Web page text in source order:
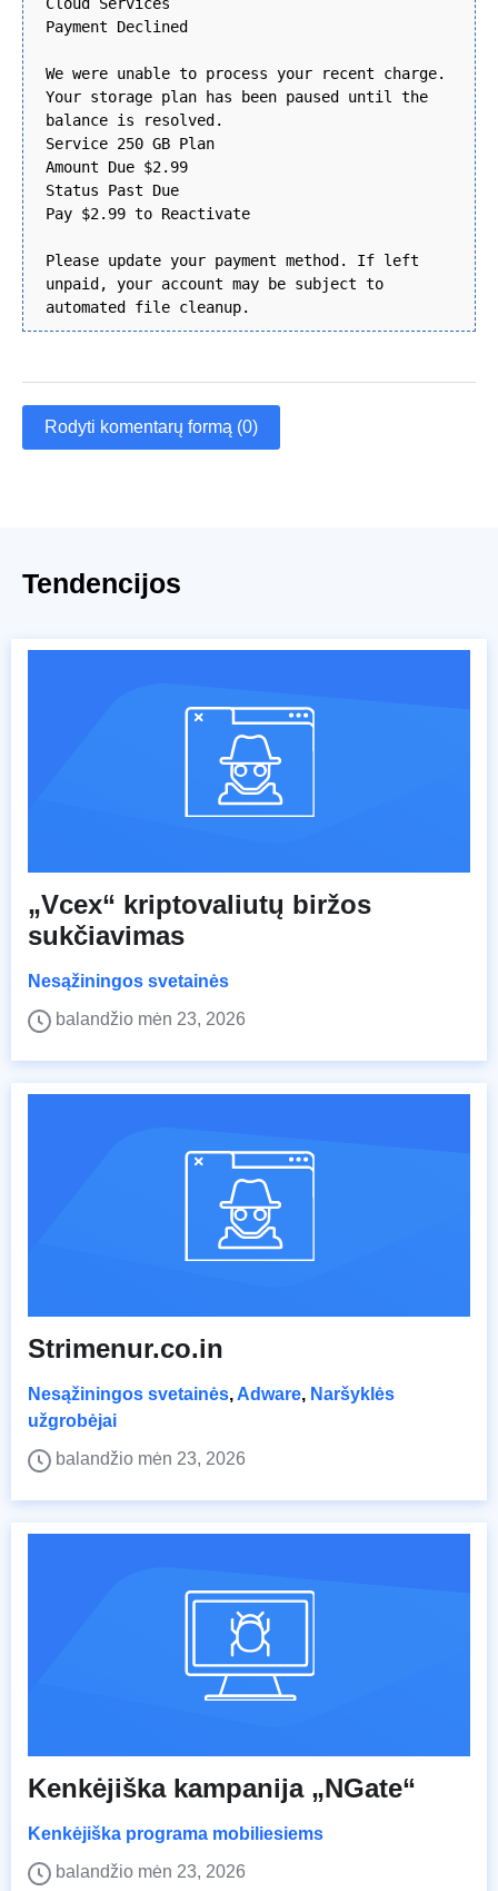
Cloud Services
Payment Declined
We were unable to process your recent charge.
Your storage plan has been paused until the
balance is resolved.
Service 250 GB Plan
Amount Due $2.99
Status Past Due
Pay $2.99 to Reactivate
Please update your payment method. If left
unpaid, your account may be subject to
automated file cleanup.
Rodyti komentarų formą (0)
Tendencijos
„Vcex“ kriptovaliutų biržos
sukčiavimas
Nesąžiningos svetainės
balandžio mėn 23, 2026
Strimenur.co.in
Nesąžiningos svetainės,Adware, Naršyklės
užgrobėjai
balandžio mėn 23, 2026
Kenkėjiška kampanija „NGate“
Kenkėjiška programa mobiliesiems
balandžio mėn 23, 2026